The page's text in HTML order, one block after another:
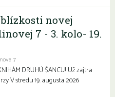
novej
7 - 3. kolo- 19.
7
DRUHÚ ŠANCU! Už zajtra
V stredu 19. augusta 2026